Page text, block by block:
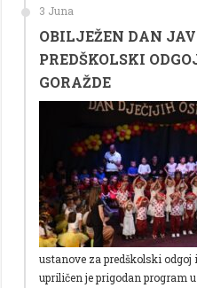
3 Juna
OBILJEŽEN DAN
PREDŠKOLSKI
GORAŽDE
ustanove za predškolski odgoj
upriličen je prigodan program